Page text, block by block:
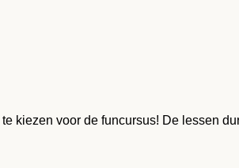
kiezen voor de funcursus! De lessen